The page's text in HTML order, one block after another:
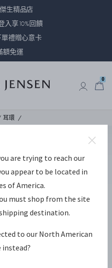
生精品店
入享10%回饋
禮贈心意卡
額免運
0
耳環
are trying to reach our
appear to be located in
of America.
must shop from the site
destination.
to our North American